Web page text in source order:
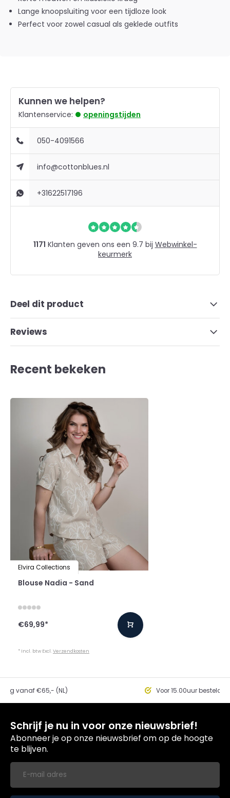
Lange knoopsluiting voor een tijdloze look
Perfect voor zowel casual als geklede outfits
Kunnen we helpen?
Klantenservice: openingstijden
050-4091566
info@cottonblues.nl
+31622517196
1171 Klanten geven ons een 9.7 bij Webwinkel-
keurmerk
Deel dit product
Reviews
Recent bekeken
Elvira Collections
Blouse Nadia - Sand
€69,99*
* Incl. btw Excl.Verzendkosten
vanaf €65,- (NL) Voor 15.00uur besteld,
Schrijf je nu in voor onze nieuwsbrief!
Abonneer je op onze nieuwsbrief om op de hoogte
te blijven.